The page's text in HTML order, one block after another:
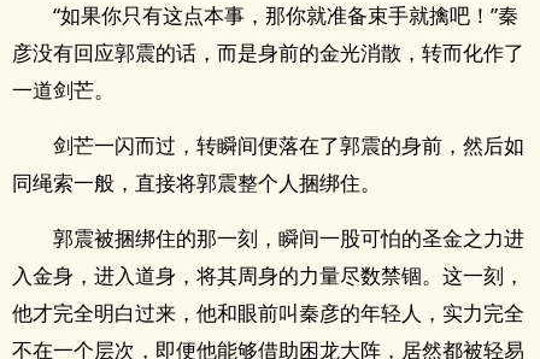
“如果你只有这点本事，那你就准备束手就擒吧！”秦
彦没有回应郭震的话，而是身前的金光消散，转而化作了
一道剑芒。
剑芒一闪而过，转瞬间便落在了郭震的身前，然后如
同绳索一般，直接将郭震整个人捆绑住。
郭震被捆绑住的那一刻，瞬间一股可怕的圣金之力进
入金身，进入道身，将其周身的力量尽数禁锢。这一刻，
他才完全明白过来，他和眼前叫秦彦的年轻人，实力完全
不在一个层次，即便他能够借助困龙大阵，居然都被轻易